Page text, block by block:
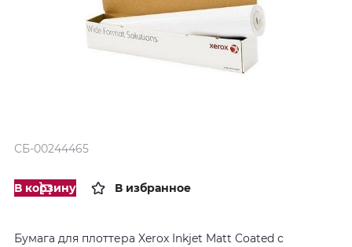
СБ-00244465
В корзину В избранное
Бумага для плоттера Xerox Inkjet Matt Coated с